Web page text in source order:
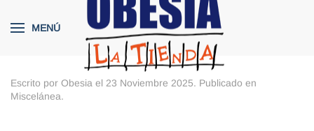
Skip to main content
MENÚ
Escrito por Obesia el 23 Noviembre 2025. Publicado en
Miscelánea.